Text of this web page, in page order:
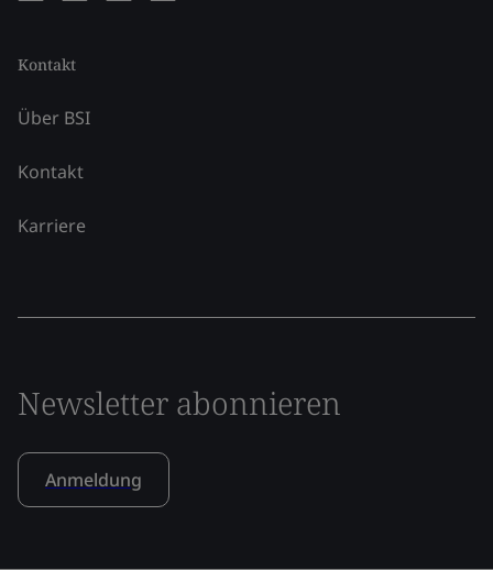
Kontakt
Über BSI
Kontakt
Karriere
Newsletter abonnieren
Anmeldung